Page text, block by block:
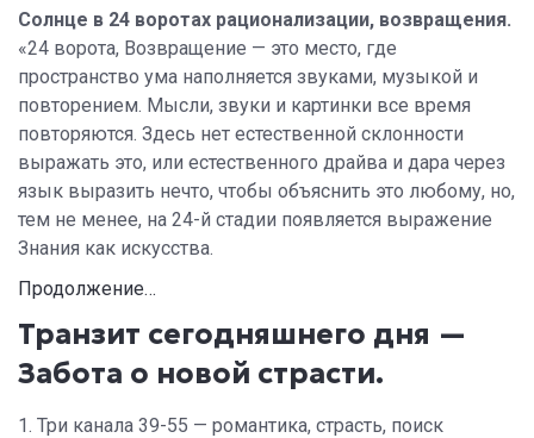
Солнце в 24 воротах рационализации, возвращения.
«24 ворота, Возвращение — это место, где
пространство ума наполняется звуками, музыкой и
повторением. Мысли, звуки и картинки все время
повторяются. Здесь нет естественной склонности
выражать это, или естественного драйва и дара через
язык выразить нечто, чтобы объяснить это любому, но,
тем не менее, на 24-й стадии появляется выражение
Знания как искусства.
Продолжение…
Транзит сегодняшнего дня —
Забота о новой страсти.
1. Три канала 39-55 — романтика, страсть, поиск